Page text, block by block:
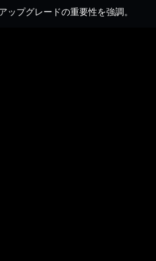
プグレードの重要性を強調。